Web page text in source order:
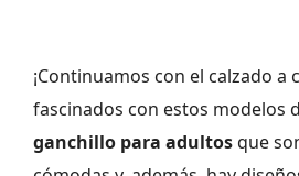
¡Continuamos con el calzado a
fascinados con estos modelos
ganchillo para adultosque